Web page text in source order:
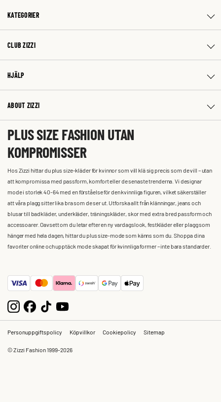
KATEGORIER
CLUB ZIZZI
HJÄLP
ABOUT ZIZZI
PLUS SIZE FASHION UTAN
KOMPROMISSER
Hos Zizzi hittar du plus size-kläder för kvinnor som vill klä sig precis som de vill – utan
att kompromissa med passform, komfort eller de senaste trenderna. Vi designar
mode i storlek 40-64 med en förståelse för den kvinnliga figuren, vilket säkerställer
att våra plagg sitter lika bra som de ser ut. Utforska allt från klänningar, jeans och
blusar till badkläder, underkläder, träningskläder, skor med extra bred passform och
accessoarer. Oavsett om du letar efter en ny vardagslook, festkläder eller plagg som
hänger med hela dagen, hittar du plus size-mode som känns som du. Shoppa dina
favoriter online och upptäck mode skapat för kvinnliga former – inte bara standarder.
Personuppgiftspolicy Köpvillkor Cookiepolicy Sitemap
© Zizzi Fashion 1999-2026